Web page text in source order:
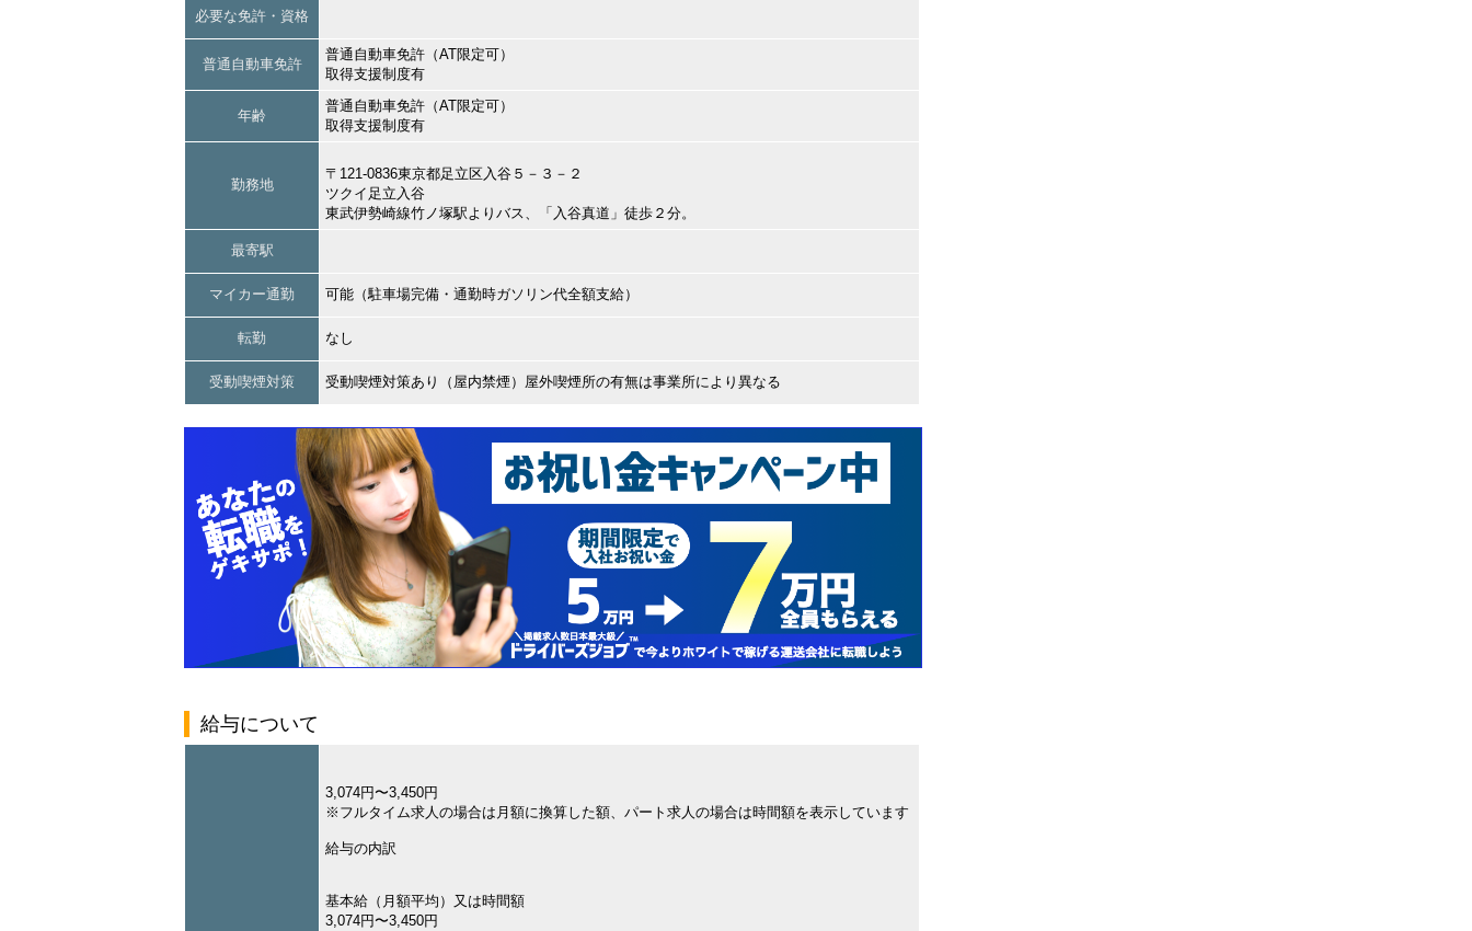
必要な免許・資格
普通自動車免許
普通自動車免許（AT限定可）
取得支援制度有
年齢
普通自動車免許（AT限定可）
取得支援制度有
勤務地
〒121-0836東京都足立区入谷５－３－２
ツクイ足立入谷
東武伊勢崎線竹ノ塚駅よりバス、「入谷真道」徒歩２分。
最寄駅
マイカー通勤 可能（駐車場完備・通勤時ガソリン代全額支給）
転勤 なし
受動喫煙対策 受動喫煙対策あり（屋内禁煙）屋外喫煙所の有無は事業所により異なる
給与について
3,074円〜3,450円
※フルタイム求人の場合は月額に換算した額、パート求人の場合は時間額を表示しています
給与の内訳
基本給（月額平均）又は時間額
3,074円〜3,450円